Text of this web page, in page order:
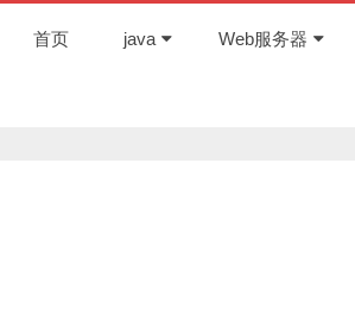
首页 java Web服务器